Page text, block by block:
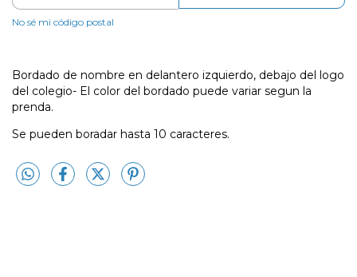
No sé mi código postal
Bordado de nombre en delantero izquierdo, debajo del logo
del colegio- El color del bordado puede variar segun la
prenda.
Se pueden boradar hasta 10 caracteres.